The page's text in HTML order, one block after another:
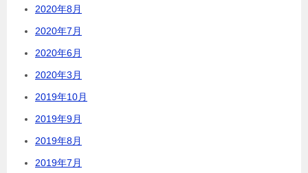
2020年8月
2020年7月
2020年6月
2020年3月
2019年10月
2019年9月
2019年8月
2019年7月